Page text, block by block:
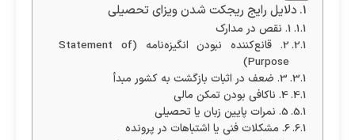
دلایل رایج ریجکت شدن ویزای تحصیلی
1. نقص در مدارک
2. قانع‌کننده نبودن انگیزه‌نامه (Statement of
Purpose)
3. ضعف در اثبات بازگشت به کشور مبدأ
4. ناکافی بودن تمکن مالی
5. نمرات پایین زبان یا تحصیلی
6. مشکلات فنی یا اشتباهات در پرونده